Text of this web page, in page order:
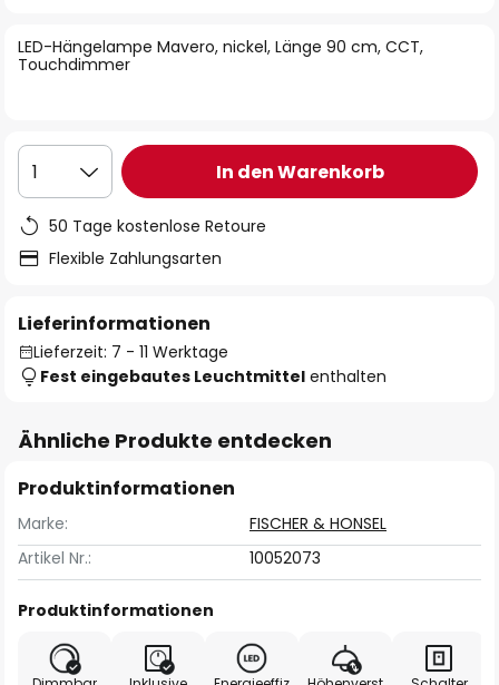
springen
LED-Hängelampe Mavero, nickel, Länge 90 cm, CCT,
Touchdimmer
1 In den Warenkorb
50 Tage kostenlose Retoure
Flexible Zahlungsarten
Lieferinformationen
Lieferzeit: 7 - 11 Werktage
Fest eingebautes Leuchtmittel enthalten
Ähnliche Produkte entdecken
Produktinformationen
Marke:
FISCHER & HONSEL
Artikel Nr.:
10052073
Produktinformationen